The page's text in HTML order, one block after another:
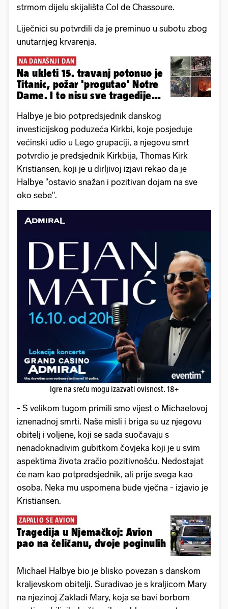
strmom dijelu skijališta Col de Chassoure.
Liječnici su potvrdili da je preminuo u subotu zbog
unutarnjeg krvarenja.
NA DANAŠNJI DAN
Na ukleti 15. travanj potonuo je
Titanic, požar 'progutao' Notre
Dame. I to nisu sve tragedije...
Halbye je bio potpredsjednik danskog
investicijskog poduzeća Kirkbi, koje posjeduje
većinski udio u Lego grupaciji, a njegovu smrt
potvrdio je predsjednik Kirkbija, Thomas Kirk
Kristiansen, koji je u dirljivoj izjavi rekao da je
Halbye "ostavio snažan i pozitivan dojam na sve
oko sebe".
Igre na sreću mogu izazvati ovisnost. 18+
- S velikom tugom primili smo vijest o Michaelovoj
iznenadnoj smrti. Naše misli i briga su uz njegovu
obitelj i voljene, koji se sada suočavaju s
nenadoknadivim gubitkom čovjeka koji je u svim
aspektima života zračio pozitivnošću. Nedostajat
će nam kao potpredsjednik, ali prije svega kao
osoba. Neka mu uspomena bude vječna - izjavio je
Kristiansen.
ZAPALIO SE AVION
Tragedija u Njemačkoj: Avion
pao na čeličanu, dvoje poginulih
Michael Halbye bio je blisko povezan s danskom
kraljevskom obitelji. Suradivao je s kraljicom Mary
na njezinoj Zakladi Mary, koja se bavi borbom